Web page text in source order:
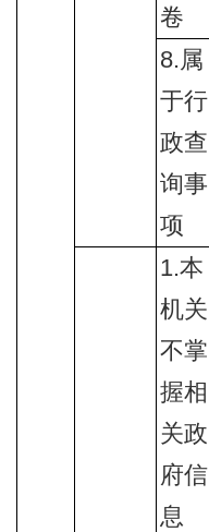
卷
8.属
于行
政查
询事
项
1.本
机关
不掌
握相
关政
府信
息